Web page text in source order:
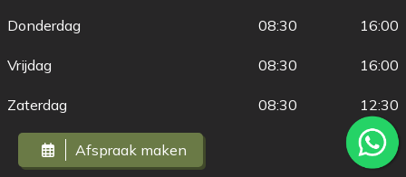
Donderdag 08:30 16:00
Vrijdag 08:30 16:00
Zaterdag 08:30 12:30
Afspraak maken